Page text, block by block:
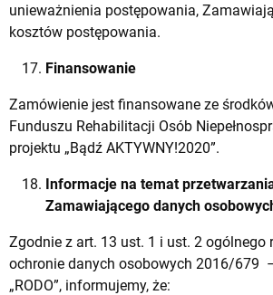
unieważnienia postępowania,
kosztów postępowania.
Finansowanie
Zamówienie jest finansowane ze
Funduszu Rehabilitacji Osób
projektu „Bądź AKTYWNY!2020”.
Informacje na temat
Zamawiającego danych
Zgodnie z art. 13 ust. 1 i ust. 2 ogólnego
ochronie danych osobowych 2016/679
„RODO”, informujemy, że: